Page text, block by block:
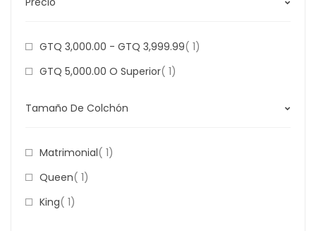
GTQ 3,000.00 - GTQ 3,999.99 1Item
GTQ 5,000.00 O Superior 1Item
Tamaño De Colchón
Matrimonial 1Item
Queen 1Item
King 1Item